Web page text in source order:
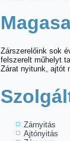
Zárszerelőink sok
felszerelt műhelyt
Zárat nyitunk, ajtót
Zárnyitás
Ajtónyitás